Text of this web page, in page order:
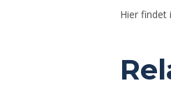
Hier findet